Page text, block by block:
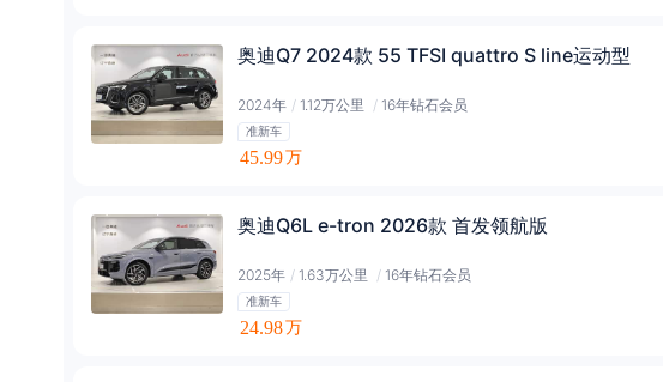
奥迪Q7 2024款 55 TFSI quattro S line运动型
2024年 / 1.12万公里 / 16年钻石会员
准新车
45.99万
奥迪Q6L e-tron 2026款 首发领航版
2025年 / 1.63万公里 / 16年钻石会员
准新车
24.98万